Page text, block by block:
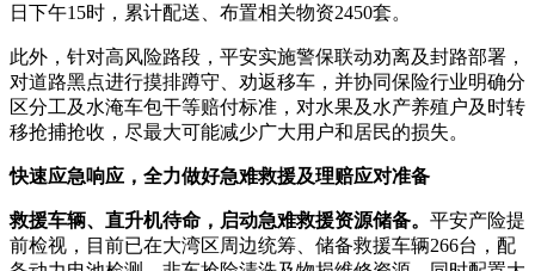
日下午15时，累计配送、布置相关物资2450套。
此外，针对高风险路段，平安实施警保联动劝离及封路部署，
对道路黑点进行摸排蹲守、劝返移车，并协同保险行业明确分
区分工及水淹车包干等赔付标准，对水果及水产养殖户及时转
移抢捕抢收，尽最大可能减少广大用户和居民的损失。
快速应急响应，全力做好急难救援及理赔应对准备
救援车辆、直升机待命，启动急难救援资源储备。 平安产险提
前检视，目前已在大湾区周边统筹、储备救援车辆266台，配